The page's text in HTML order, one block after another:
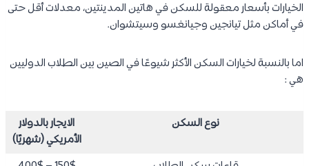
الخيارات بأسعار معقولة للسكن في هاتين المدينتين، معدلات أقل حتى
في أماكن مثل تيانجين وجيانغسو وسيتشوان.
اما بالنسبة لخيارات السكن الأكثر شيوعًا في الصين بين الطلاب الدوليين
هي :
نوع السكن
الايجار بالدولار
الأمريكي (شهريًا)